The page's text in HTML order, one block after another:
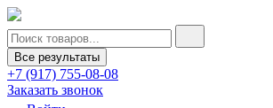
Все результаты
+7 (917) 755-08-08
Заказать звонок